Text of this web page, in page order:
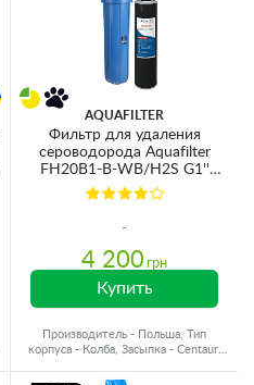
AQUAFILTER
Фильтр для удаления
сероводорода Aquafilter
FH20B1-B-WB/H2S G1''
(латунь) 20BB 45°C 8bar с
манометром (картридж
4 200 грн
Купить
Производитель - Польша, Тип
корпуса - Колба, Засыпка - Centaur,